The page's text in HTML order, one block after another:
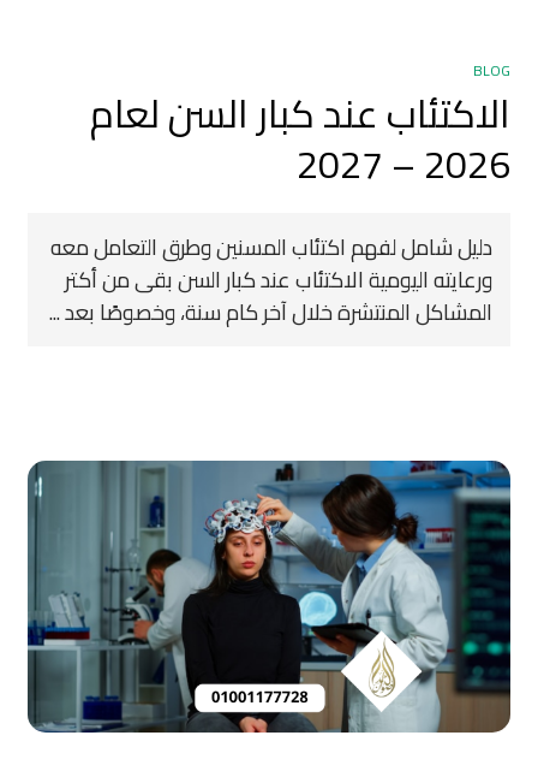
BLOG
الاكتئاب عند كبار السن لعام
2026 – 2027
دليل شامل لفهم اكتئاب المسنين وطرق التعامل معه
ورعايته اليومية الاكتئاب عند كبار السن بقى من أكتر
المشاكل المنتشرة خلال آخر كام سنة، وخصوصًا بعد ...